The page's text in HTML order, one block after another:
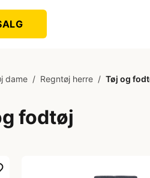
dame / Regntøj herre / Tøj og
fodtøj